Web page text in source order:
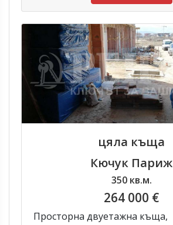
цяла къща
Кючук Париж
350 кв.м.
264 000 €
Просторна двуетажна къща,